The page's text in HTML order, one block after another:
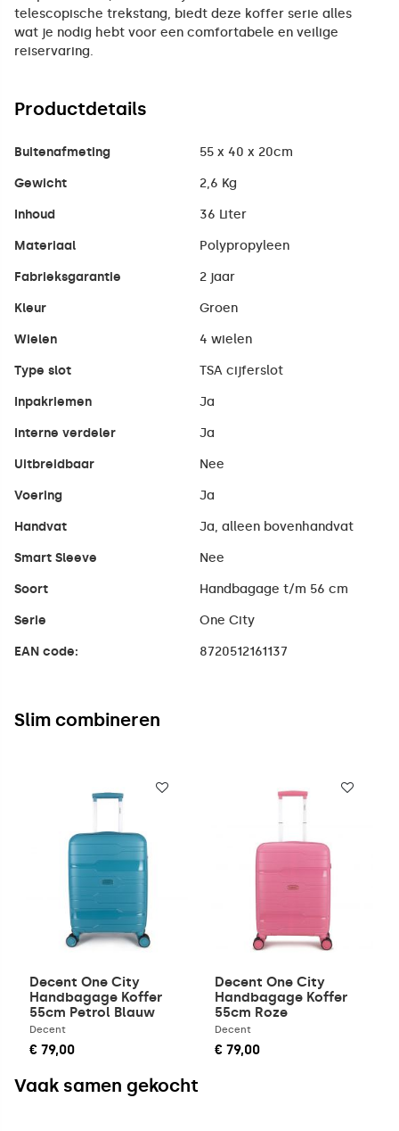
telescopische trekstang, biedt deze koffer serie alles
wat je nodig hebt voor een comfortabele en veilige
reiservaring.
Productdetails
Buitenafmeting 55 x 40 x 20cm
Gewicht 2,6 Kg
Inhoud 36 Liter
Materiaal Polypropyleen
Fabrieksgarantie 2 jaar
Kleur Groen
Wielen 4 wielen
Type slot TSA cijferslot
Inpakriemen Ja
Interne verdeler Ja
Uitbreidbaar Nee
Voering Ja
Handvat Ja, alleen bovenhandvat
Smart Sleeve Nee
Soort Handbagage t/m 56 cm
Serie One City
EAN code: 8720512161137
Slim combineren
Decent One City
Handbagage Koffer
55cm Petrol Blauw
Decent
€ 79,00
Decent One City
Handbagage Koffer
55cm Roze
Decent
€ 79,00
Vaak samen gekocht